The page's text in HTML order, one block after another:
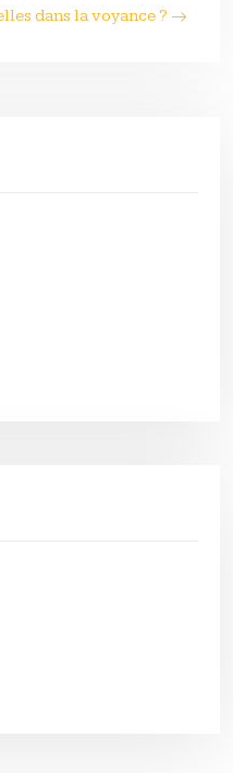
dans la voyance ?